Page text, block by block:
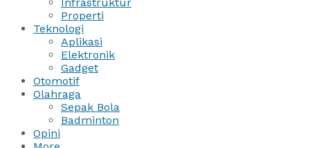
Properti
Teknologi
Aplikasi
Elektronik
Gadget
Otomotif
Olahraga
Sepak Bola
Badminton
Opini